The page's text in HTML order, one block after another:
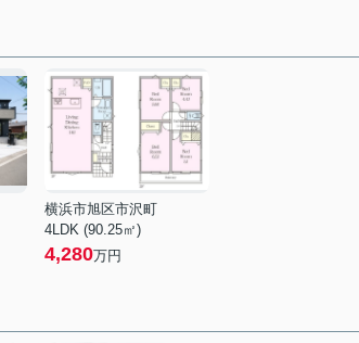
横浜市旭区市沢町
4LDK (90.25㎡)
4,280万円